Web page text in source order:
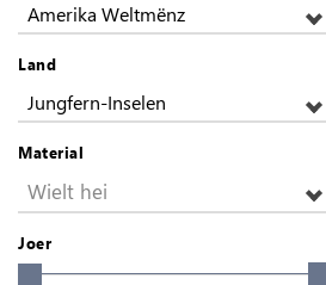
Amerika Weltmënz
Land
Jungfern-Inselen
Material
Wielt hei
Joer